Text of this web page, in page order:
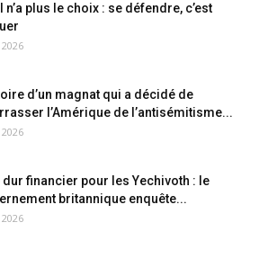
n’a plus le choix : se défendre, c’est
d’un magnat qui a décidé de
l’Amérique de l’antisémitisme...
dur financier pour les Yechivoth : le
britannique enquête...